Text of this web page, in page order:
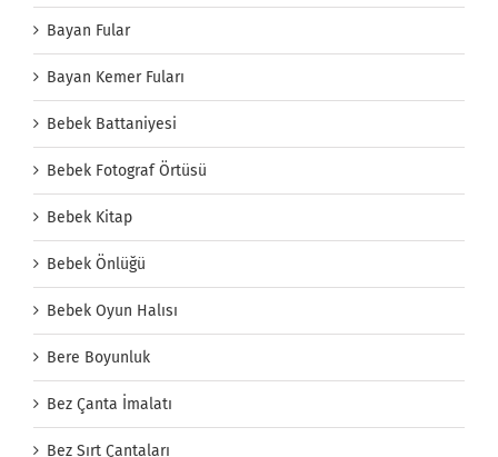
Bayan Fular
Bayan Kemer Fuları
Bebek Battaniyesi
Bebek Fotograf Örtüsü
Bebek Kitap
Bebek Önlüğü
Bebek Oyun Halısı
Bere Boyunluk
Bez Çanta İmalatı
Bez Sırt Çantaları